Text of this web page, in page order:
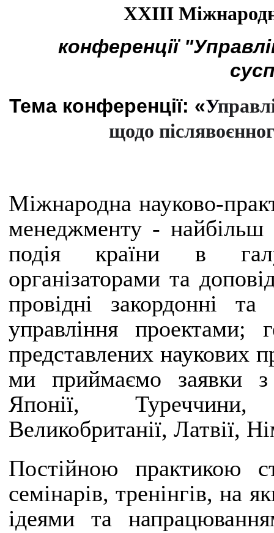
XХІІІ
конференції
Тема конференції: «У
щодо
Міжнародна науково-
менеджменту - найбільш
подія країни в
організаторами та
провідні закордонні
управління проектами;
представлених наукових
ми приймаємо заявки з
Японії,
Великобританії, Латвії,
Постійною практикою
семінарів, тренінгів, на
ідеями та